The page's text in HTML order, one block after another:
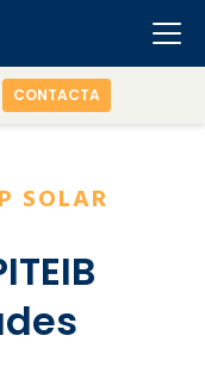
CONTACTA
SOLAR